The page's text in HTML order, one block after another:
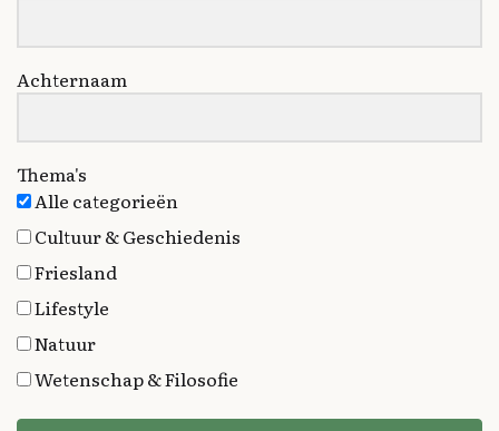
Achternaam
Thema's
Alle categorieën
Cultuur & Geschiedenis
Friesland
Lifestyle
Natuur
Wetenschap & Filosofie